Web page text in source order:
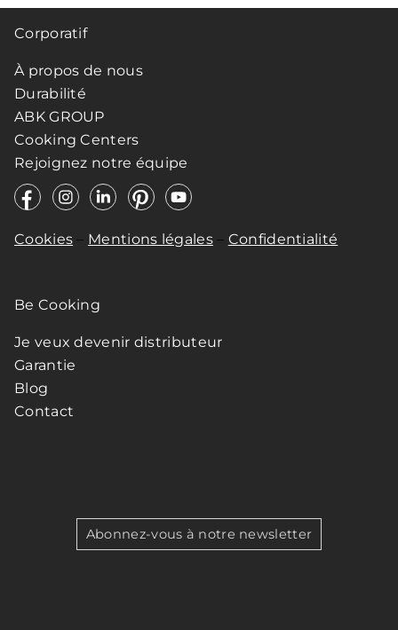
Corporatif
À propos de nous
Durabilité
ABK GROUP
Cooking Centers
Rejoignez notre équipe
Cookies – Mentions légales– Confidentialité
Be Cooking
Je veux devenir distributeur
Garantie
Blog
Contact
Abonnez-vous à notre newsletter